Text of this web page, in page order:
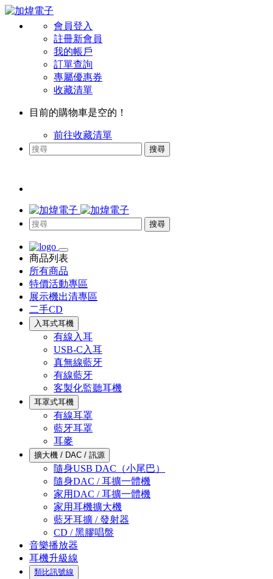
會員登入
註冊新會員
我的帳戶
訂單查詢
專屬優惠券
收藏清單
目前的購物車是空的！
前往收藏清單
搜尋
搜尋
商品列表
所有商品
特價活動專區
展示機出清專區
二手CD
入耳式耳機
有線入耳
USB-C入耳
真無線藍牙
有線藍牙
客製化監聽耳機
耳罩式耳機
有線耳罩
藍牙耳罩
耳麥
擴大機 / DAC / 訊源
隨身USB DAC（小尾巴）
隨身DAC / 耳擴一體機
家用DAC / 耳擴一體機
家用耳機擴大機
藍牙耳擴 / 發射器
CD / 黑膠唱盤
音樂播放器
耳機升級線
類比訊號線